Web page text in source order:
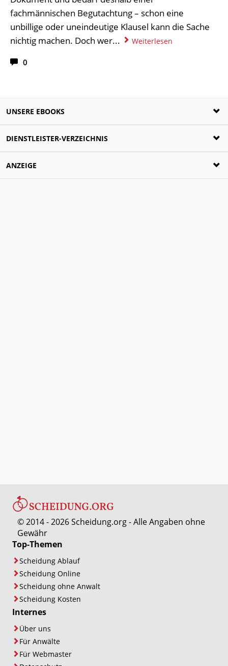
fachmännischen Begutachtung – schon eine
unbillige oder uneindeutige Klausel kann die Sache
nichtig machen. Doch wer...
Weiterlesen
0
UNSERE EBOOKS
Ratgeber zur Scheidung
DIENSTLEISTER-VERZEICHNIS
Scheidungsanwälte
ANZEIGE
© 2014 - 2026 Scheidung.org - Alle Angaben ohne
Gewähr
Top-Themen
Scheidung Ablauf
Scheidung Online
Scheidung ohne Anwalt
Scheidung Kosten
Internes
Über uns
Für Anwälte
Für Webmaster